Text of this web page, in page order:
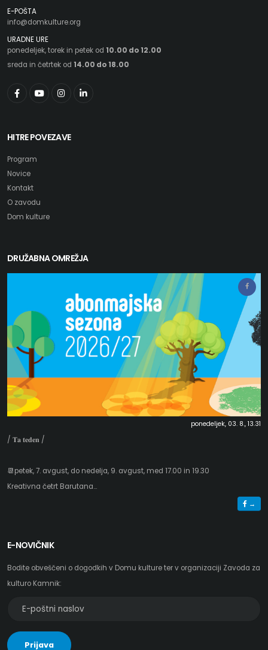
E-POŠTA
info@domkulture.org
URADNE URE
ponedeljek, torek in petek od 10.00 do 12.00
sreda in četrtek od 14.00 do 18.00
HITRE POVEZAVE
Program
Novice
Kontakt
O zavodu
Dom kulture
DRUŽABNA OMREŽJA
ponedeljek, 03. 8., 13.31
/ 𝐓𝐚 𝐭𝐞𝐝𝐞𝐧 /
📆petek, 7. avgust, do nedelja, 9. avgust, med 17.00 in 19.30
Kreativna četrt Barutana...
→
E-NOVIČNIK
Bodite obveščeni o dogodkih v Domu kulture ter v organizaciji Zavoda za
kulturo Kamnik:
naslov
Prijava